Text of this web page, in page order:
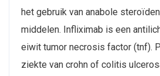
het gebruik van anabole
middelen. Infliximab is een
eiwit tumor necrosis factor (tnf).
ziekte van crohn of colitis